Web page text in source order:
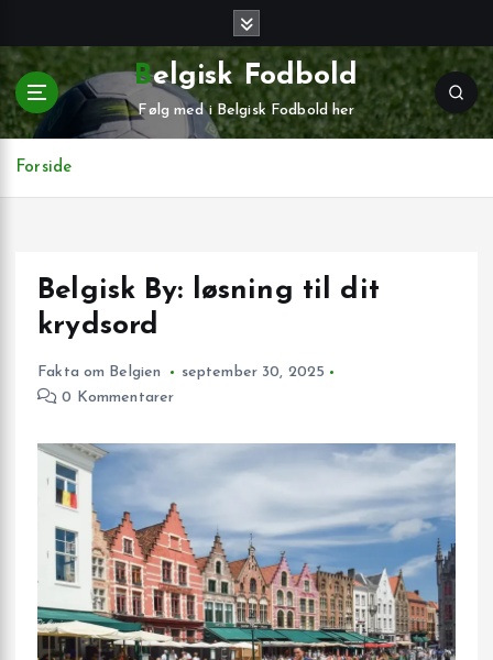
t
i
i
Belgisk Fodbold
Følg med i Belgisk Fodbold her
Forside
Belgisk By: løsning til dit
krydsord
Fakta om Belgien
september 30, 2025
0 Kommentarer